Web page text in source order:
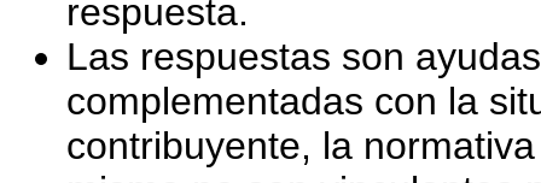
respuesta.
Las respuestas son
complementadas con la
contribuyente, la